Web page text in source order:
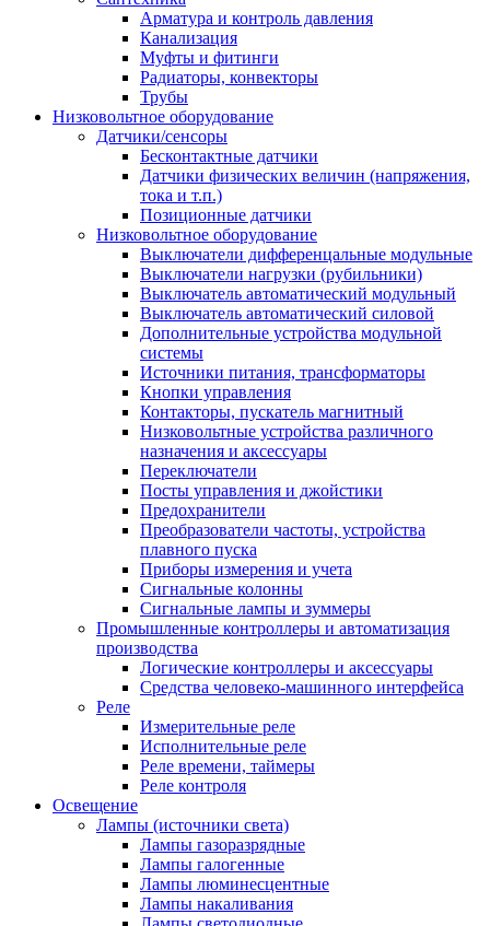
Арматура и контроль давления
Канализация
Муфты и фитинги
Радиаторы, конвекторы
Трубы
Низковольтное оборудование
Датчики/сенсоры
Бесконтактные датчики
Датчики физических величин (напряжения,
тока и т.п.)
Позиционные датчики
Низковольтное оборудование
Выключатели дифференцальные модульные
Выключатели нагрузки (рубильники)
Выключатель автоматический модульный
Выключатель автоматический силовой
Дополнительные устройства модульной
системы
Источники питания, трансформаторы
Кнопки управления
Контакторы, пускатель магнитный
Низковольтные устройства различного
назначения и аксессуары
Переключатели
Посты управления и джойстики
Предохранители
Преобразователи частоты, устройства
плавного пуска
Приборы измерения и учета
Сигнальные колонны
Сигнальные лампы и зуммеры
Промышленные контроллеры и автоматизация
производства
Логические контроллеры и аксессуары
Средства человеко-машинного интерфейса
Реле
Измерительные реле
Исполнительные реле
Реле времени, таймеры
Реле контроля
Освещение
Лампы (источники света)
Лампы газоразрядные
Лампы галогенные
Лампы люминесцентные
Лампы накаливания